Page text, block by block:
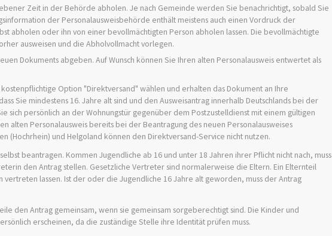
Zeit in der Behörde abholen. Je nach Gemeinde werden Sie benachrichtigt, sobald Sie
der Personalausweisbehörde enthält meistens auch einen Vordruck der
abholen oder ihn von einer bevollmächtigten Person abholen lassen. Die bevollmächtigte
ausweisen und die Abholvollmacht vorlegen.
Dokuments abgeben. Auf Wunsch können Sie Ihren alten Personalausweis entwertet als
Option "Direktversand" wählen und erhalten das Dokument an Ihre
Sie mindestens 16. Jahre alt sind und den Ausweisantrag innerhalb Deutschlands bei der
sich persönlich an der Wohnungstür gegenüber dem Postzustelldienst mit einem gültigen
alten Personalausweis bereits bei der Beantragung des neuen Personalausweises
(Hochrhein) und Helgoland können den Direktversand-Service nicht nutzen.
beantragen. Kommen Jugendliche ab 16 und unter 18 Jahren ihrer Pflicht nicht nach, muss
den Antrag stellen. Gesetzliche Vertreter sind normalerweise die Eltern. Ein Elternteil
vertreten lassen. Ist der oder die Jugendliche 16 Jahre alt geworden, muss der Antrag
den Antrag gemeinsam, wenn sie gemeinsam sorgeberechtigt sind. Die Kinder und
erscheinen, da die zuständige Stelle ihre Identität prüfen muss.